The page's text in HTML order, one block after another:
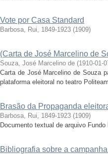
Vote por Casa Standard
Barbosa, Rui, 1849-1923 (1909)
(Carta de José Marcelino de
Souza, José Marcelino de (1910-01-
Carta de José Marcelino de Souza
plataforma eleitoral no teatro
Brasão da Propaganda
Barbosa, Rui, 1849-1923 (1909)
Documento textual de arquivo
Bibliografia sobre a